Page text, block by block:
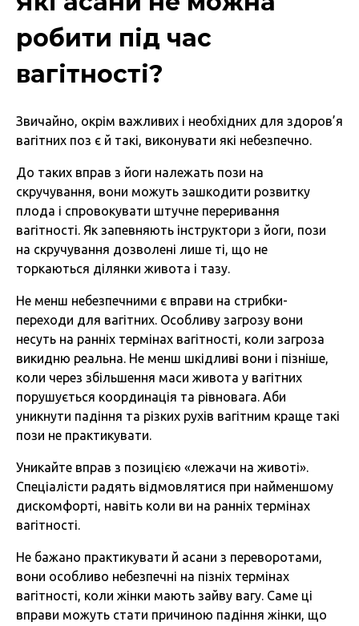
робити під час
вагітності?
Звичайно, окрім важливих і необхідних для здоров’я
вагітних поз є й такі, виконувати які небезпечно.
До таких вправ з йоги належать пози на
скручування, вони можуть зашкодити розвитку
плода і спровокувати штучне переривання
вагітності. Як запевняють інструктори з йоги, пози
на скручування дозволені лише ті, що не
торкаються ділянки живота і тазу.
Не менш небезпечними є вправи на стрибки-
переходи для вагітних. Особливу загрозу вони
несуть на ранніх термінах вагітності, коли загроза
викидню реальна. Не менш шкідливі вони і пізніше,
коли через збільшення маси живота у вагітних
порушується координація та рівновага. Аби
уникнути падіння та різких рухів вагітним краще такі
пози не практикувати.
Уникайте вправ з позицією «лежачи на животі».
Спеціалісти радять відмовлятися при найменшому
дискомфорті, навіть коли ви на ранніх термінах
вагітності.
Не бажано практикувати й асани з переворотами,
вони особливо небезпечні на пізніх термінах
вагітності, коли жінки мають зайву вагу. Саме ці
вправи можуть стати причиною падіння жінки, що